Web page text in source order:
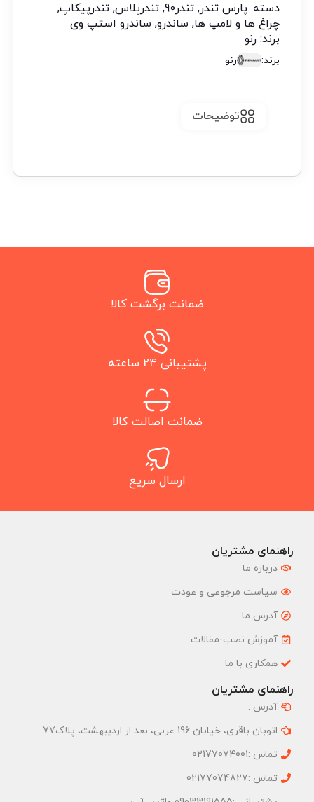
دسته: پارس تندر, تندر90 , تندرپلاس, تندرپیکاپ,
چراغ ها و لامپ ها, ساندرو, ساندرو استپ وی
برند: رنو
برند: رنو
توضیحات
ضمانت برگشت کالا
پشتیبانی 24 ساعته
ضمانت اصالت کالا
ارسال سریع
راهنمای مشتریان
درباره ما
سیاست مرجوعی و عودت
آدرس ما
آموزش نصب-مقالات
همکاری با ما
راهنمای مشتریان
آدرس :
اتوبان باقری، خیابان 196 غربی، بعد از اردیبهشت، پلاک77
تماس :02177074001
تماس :02177074827